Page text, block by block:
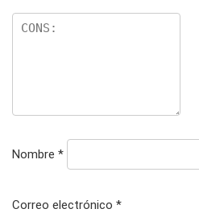
Nombre *
Correo electrónico *